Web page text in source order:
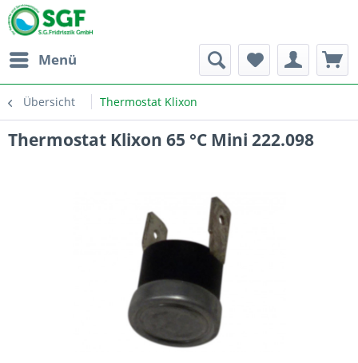
Menü
Übersicht Thermostat Klixon
Thermostat Klixon 65 °C Mini 222.098